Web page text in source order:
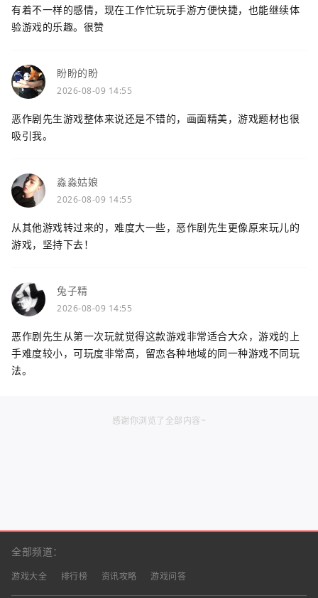
有着不一样的感情，现在工作忙玩玩手游方便快捷，也能继续体
验游戏的乐趣。很赞
盼盼的盼
2026-08-09 14:55
恶作剧先生游戏整体来说还是不错的，画面精美，游戏题材也很
吸引我。
淼淼姑娘
2026-08-09 14:55
从其他游戏转过来的，难度大一些，恶作剧先生更像原来玩儿的
游戏，坚持下去！
兔子精
2026-08-09 14:55
恶作剧先生从第一次玩就觉得这款游戏非常适合大众，游戏的上
手难度较小，可玩度非常高，留恋各种地域的同一种游戏不同玩
法。
感谢你浏览了全部内容~
全部频道：
游戏大全 排行榜 资讯攻略 游戏问答